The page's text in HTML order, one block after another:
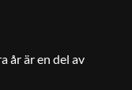
år är en del av